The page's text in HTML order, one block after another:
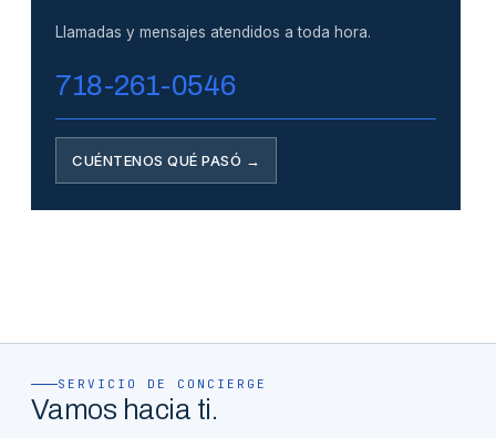
Llamadas y mensajes atendidos a toda hora.
718-261-0546
CUÉNTENOS QUÉ PASÓ →
SERVICIO DE CONCIERGE
Vamos hacia ti.